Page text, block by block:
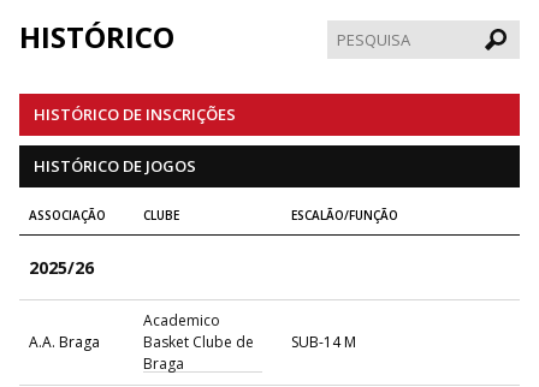
HISTÓRICO
HISTÓRICO DE INSCRIÇÕES
HISTÓRICO DE JOGOS
ASSOCIAÇÃO CLUBE ESCALÃO/FUNÇÃO
2025/26
A.A. Braga
Academico
Basket Clube de
Braga
SUB-14 M